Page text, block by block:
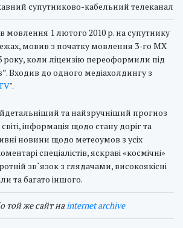
супутниково-кабельний телеканал
мовлення 1 лютого 2010 р. на супутнику
мовив з початку мовлення 3-го МХ
року, коли ліцензію переоформили під
Входив до одного медіахолдингу з
".
та найзручніший прогноз
інформація щодо стану доріг та
новини щодо метеоумов з усіх
спеціалістів, яскраві «космічні»
зв`язок з глядачами, високоякісні
та багато іншого.
той же сайт наinternet archive